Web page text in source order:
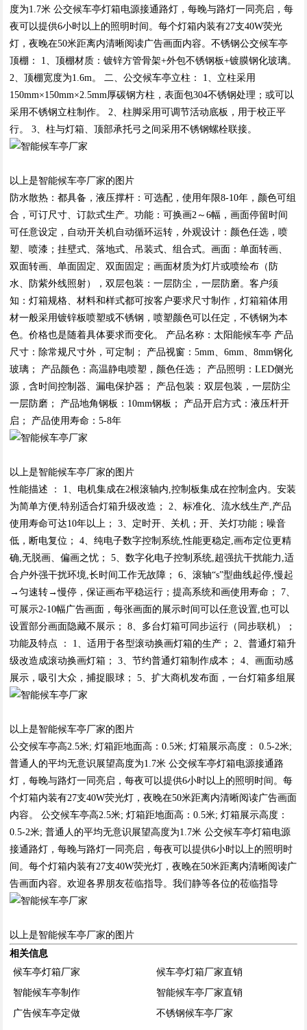
度为1.7米 公交候车亭灯箱电源接通路灯，每晚与路灯一同亮启，每
夜可以提供6小时以上的照明时间。每个灯箱内装有27支40W荧光
灯，夜晚在50米距离内清晰阅读广告画面内容。不锈钢公交候车亭
顶棚： 1、顶棚材质：镀锌方管骨架+外包不锈钢板+镀膜钢化玻璃。
2、顶棚宽度为1.6m。 二、公交候车亭立柱： 1、立柱采用
150mm×150mm×2.5mm厚碳钢方柱，表面包304不锈钢处理；或可以
采用不锈钢立柱制作。 2、柱脚采用可调节活动底板，用于校正平
行。 3、柱与灯箱、顶部承托弓之间采用不锈钢螺栓联接。
以上是智能候车亭厂家的图片
防水散热：都具备，液压撑杆：可选配，使用年限8-10年，颜色可组
合，可订尺寸、订款式生产。功能：可换画2～6幅，画面停留时间
可任意设定，自动开关机自动循环运转，外观设计：颜色任选，喷
塑、喷漆；挂壁式、落地式、吊装式、组合式。画面：单面转画、
双面转画、单面固定、双面固定；画面材质为灯片或喷绘布（防
水、防紫外线照射），双层包装：一层防尘，一层防磨。客户须
知：灯箱规格、材料和样式都可按客户要求尺寸制作，灯箱箱体用
材一般采用镀锌板喷塑或不锈钢，喷塑颜色可以任定，不锈钢为本
色。价格也是随着具体要求而变化。 产品名称：太阳能候车亭 产品
尺寸：除常规尺寸外，可定制； 产品视窗：5mm、6mm、8mm钢化
玻璃； 产品颜色：高温静电喷塑，颜色任选； 产品照明：LED侧光
源，含时间控制器、漏电保护器； 产品包装：双层包装，一层防尘
一层防磨； 产品地角钢板：10mm钢板； 产品开启方式：液压杆开
启； 产品使用寿命：5-8年
以上是智能候车亭厂家的图片
性能描述 ： 1、电机集成在2根滚轴内,控制板集成在控制盒内。安装
为简单方便,特别适合灯箱升级改造； 2、标准化、流水线生产,产品
使用寿命可达10年以上； 3、定时开、关机；开、关灯功能；噪音
低，断电复位； 4、纯电子数字控制系统,性能更稳定,画布定位更精
确,无脱画、偏画之忧； 5、数字化电子控制系统,超强抗干扰能力,适
合户外强干扰环境,长时间工作无故障； 6、滚轴“s”型曲线起停,慢起
→匀速转→慢停，保证画布平稳运行；提高系统和画使用寿命； 7、
可展示2-10幅广告画面，每张画面的展示时间可以任意设置,也可以
设置部分画面隐藏不展示； 8、多台灯箱可同步运行（同步联机）；
功能及特点 ： 1、适用于各型滚动换画灯箱的生产； 2、普通灯箱升
级改造成滚动换画灯箱； 3、节约普通灯箱制作成本； 4、画面动感
展示，吸引大众，捕捉眼球； 5、扩大商机发布面，一台灯箱多组展
以上是智能候车亭厂家的图片
公交候车亭高2.5米; 灯箱距地面高：0.5米; 灯箱展示高度： 0.5-2米;
普通人的平均无意识展望高度为1.7米 公交候车亭灯箱电源接通路
灯，每晚与路灯一同亮启，每夜可以提供6小时以上的照明时间。每
个灯箱内装有27支40W荧光灯，夜晚在50米距离内清晰阅读广告画面
内容。 公交候车亭高2.5米; 灯箱距地面高：0.5米; 灯箱展示高度：
0.5-2米; 普通人的平均无意识展望高度为1.7米 公交候车亭灯箱电源
接通路灯，每晚与路灯一同亮启，每夜可以提供6小时以上的照明时
间。每个灯箱内装有27支40W荧光灯，夜晚在50米距离内清晰阅读广
告画面内容。欢迎各界朋友莅临指导。我们静等各位的莅临指导
以上是智能候车亭厂家的图片
相关信息
候车亭灯箱厂家
候车亭灯箱厂家直销
智能候车亭制作
智能候车亭厂家直销
广告候车亭定做
不锈钢候车亭厂家